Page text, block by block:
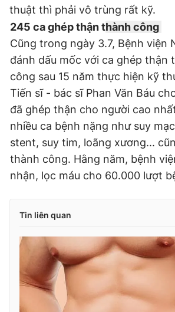
thuật thì phải vô trùng rất kỹ.
245 ca ghép thận thành công
Cũng trong ngày 3.7, Bệnh viện
đánh dấu mốc với ca ghép thận
công sau 15 năm thực hiện kỹ
Tiến sĩ - bác sĩ Phan Văn Báu
đã ghép thận cho người cao
nhiều ca bệnh nặng như suy
stent, suy tim, loãng xương...
thành công. Hằng năm, bệnh
nhận, lọc máu cho 60.000 lượt
Tin liên quan